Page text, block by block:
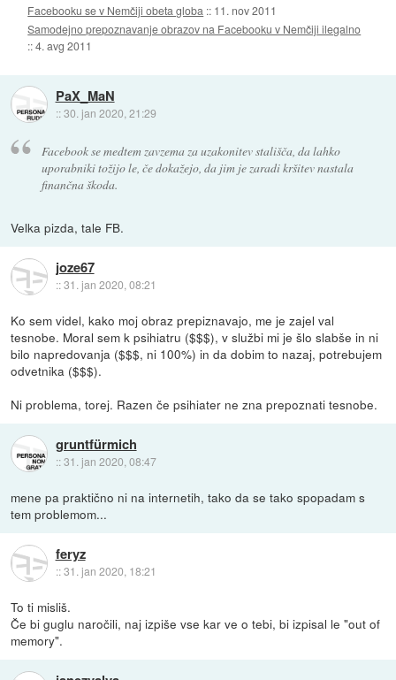
Facebooku se v Nemčiji obeta globa :: 11. nov 2011
Samodejno prepoznavanje obrazov na Facebooku v Nemčiji ilegalno
::4. avg 2011
PaX_MaN
::30. jan 2020, 21:29
Facebook se medtem zavzema za uzakonitev stališča, da lahko
uporabniki tožijo le, če dokažejo, da jim je zaradi kršitev nastala
finančna škoda.
Velka pizda, tale FB.
joze67
::31. jan 2020, 08:21
Ko sem videl, kako moj obraz prepiznavajo, me je zajel val
tesnobe. Moral sem k psihiatru ($$$), v službi mi je šlo slabše in ni
bilo napredovanja ($$$, ni 100%) in da dobim to nazaj, potrebujem
odvetnika ($$$).
Ni problema, torej. Razen če psihiater ne zna prepoznati tesnobe.
gruntfürmich
::31. jan 2020, 08:47
mene pa praktično ni na internetih, tako da se tako spopadam s
tem problemom...
feryz
::31. jan 2020, 18:21
To ti misliš.
Če bi guglu naročili, naj izpiše vse kar ve o tebi, bi izpisal le "out of
memory".